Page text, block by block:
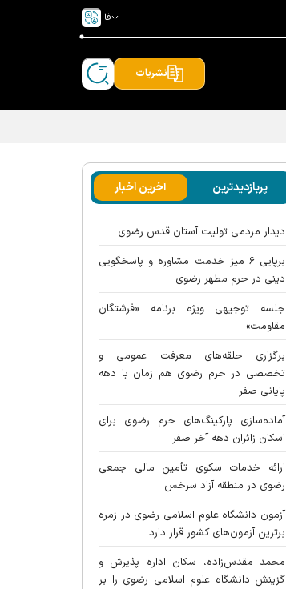
فا
نشریات
پربازدیدترین آخرین اخبار
دیدار مردمی تولیت آستان قدس رضوی
برپایی ۶ میز خدمت مشاوره و پاسخگویی
دینی در حرم مطهر رضوی
جلسه توجیهی ویژه برنامه «فرشتگان
مقاومت»
برگزاری حلقه‌های معرفت عمومی و
تخصصی در حرم رضوی هم زمان با دهه
پایانی صفر
آماده‌سازی پارکینگ‌های حرم رضوی برای
اسکان زائران دهه آخر صفر
ارائه خدمات سکوی تأمین مالی جمعی
رضوی در منطقه آزاد سرخس
آزمون دانشگاه علوم اسلامی رضوی در زمره
برترین آزمون‌های کشور قرار دارد
محمد مقدس‌زاده، سکان اداره پذیرش و
گزینش دانشگاه علوم اسلامی رضوی را بر